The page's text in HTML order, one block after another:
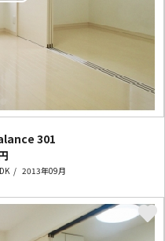
301
2013年09月